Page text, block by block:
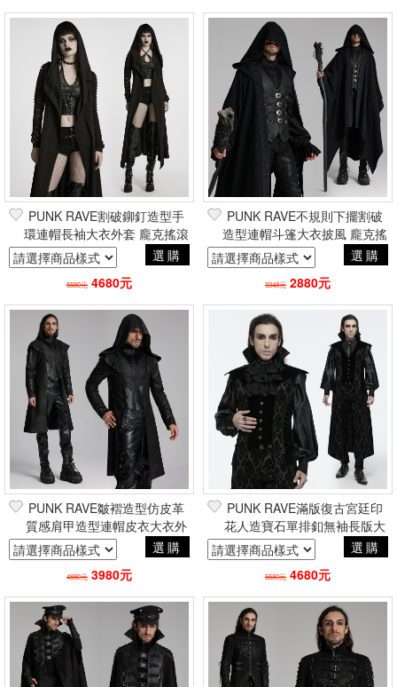
PUNK RAVE割破鉚釘造型手
環連帽長袖大衣外套 龐克搖滾
重金屬帥氣硬妹風選購
5580元 4680元
PUNK RAVE不規則下擺割破
造型連帽斗篷大衣披風 龐克搖
滾重金屬帥氣電玩風選購
3348元 2880元
PUNK RAVE皺褶造型仿皮革
質感肩甲造型連帽皮衣大衣外
套 哥德暗黑貴族巴洛克吸血鬼
選購
4880元 3980元
PUNK RAVE滿版復古宮廷印
花人造寶石單排釦無袖長版大
衣立領背心外套 哥德暗黑貴族
巴洛克吸血鬼
選購
5580元 4680元